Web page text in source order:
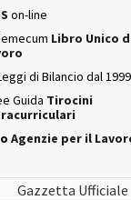
on-line
Libro Unico
di Bilancio dal
Guida Tirocini
Agenzie per il
Gazzetta Ufficiale